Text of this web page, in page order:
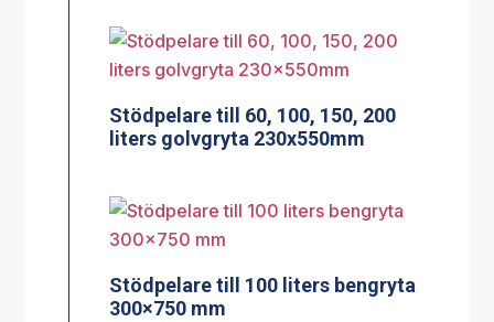
Stödpelare till 60, 100, 150, 200
liters golvgryta 230x550mm
Stödpelare till 100 liters bengryta
300×750 mm